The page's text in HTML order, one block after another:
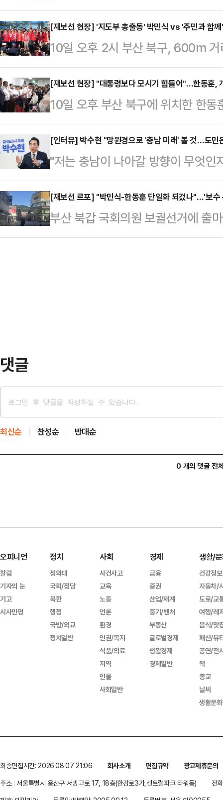
프 총출동6·3 지방선거와 함께 치
출마한 박민식 국민의힘 후보와 한
개소식을 연다.이날 정치권에 따르
시 북구 덕천동 대향빌딩에서 진행
딩에서 행사를 갖는다. 두 사람의
후보 개소식에는 국민의힘 장동혁
중진 의원들이 대…
[재보선 현장] '지도부 총출동' 박민식 vs '주민과 함
10일 오후 2시 부산 북구, 600m
의 두 보수 후보, 국민의힘 박민식·
보는 부산 북구에서 서로가 "내가
에 집중했다.박민식 후보와 한동훈
소 개소식을 열었다. 같은 하늘 아
후보 캠프 앞은 소위 '윤어게인'이
령" 등을 외치거나 태극기와 성조
는…
[재보선 현장] "대통령보다 모시기 힘들어"…한동훈,
10일 오후 부산 북구에 위치한 한
예비후보의 선거사무소 앞. 보통 선
정당을 상징하는 붉은색이나 파란
전체를 뒤덮기 마련이지만 이날 풍
정색 반팔 티셔츠를 입은 청년, 꽃
이고 누가 동네 주민인지 쉽게 구분
기다리며 건물을 중심으로 늘어선
연했다. 이들은 강렬한…
[인터뷰] 박수현 "망원경으로 '충남 미래' 볼 것…도민
"저는 충남이 나아갈 방향이 무엇
경을 가지고 멀리 볼 테니, 도민은
어민주당 충남도지사 후보는 현재
력을 가진 리더가 아니라면 기회를
위원회 국가균형성장특별위원회(
[재보선 르포] "박민식-한동훈 단일화 되겄나"…'보수
부산 북갑 국회의원 보궐선거에 출
후보가 '맞불' 개소식으로 뜨겁게
댓글
최신순 찬성순 반대순
0 개의 댓글 전
오피니언
칼럼
기자의 눈
기고
시사만평
정치
청와대
국회/정당
북한
행정
국방/외교
정치일반
사회
사건사고
교육
노동
언론
환경
인권/복지
식품/의료
지역
인물
사회일반
경제
금융
증권
산업/재계
중기/벤처
부동산
글로벌경제
생활경제
경제일반
생활/
건강정보
자동차/
도로/교
여행/레
음식/맛
패션/뷰
공연/전
책
종교
날씨
생활문
최종편집시간: 2026.08.07 21:06 회사소개 편집규약
광고제휴문의
주소 : 서울특별시 용산구 서빙고로 17, 18층(한강로3가,센트럴파크 타워동)
전